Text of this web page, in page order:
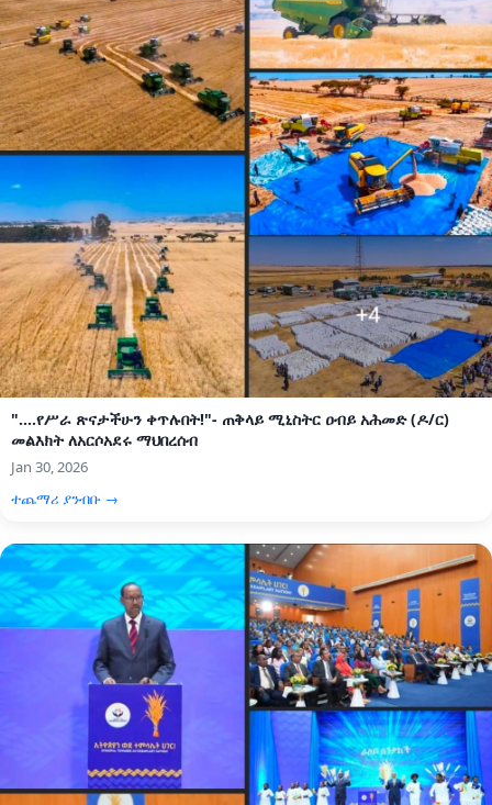
"....የሥራ ጽናታችሁን ቀጥሉበት!"- ጠቅላይ ሚኒስትር ዐብይ አሕመድ (ዶ/ር)
መልእክት ለአርሶአደሩ ማህበረሰብ
Jan 30, 2026
ተጨማሪ ያንብቡ →